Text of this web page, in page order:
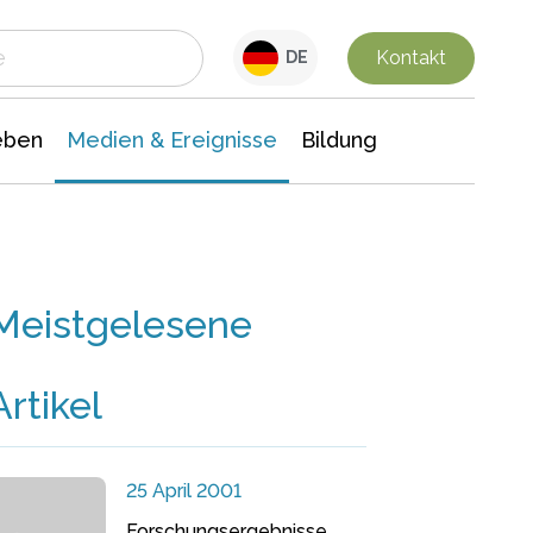
DE Kontakt
Medien & Ereignisse Bildung
25 April 2001